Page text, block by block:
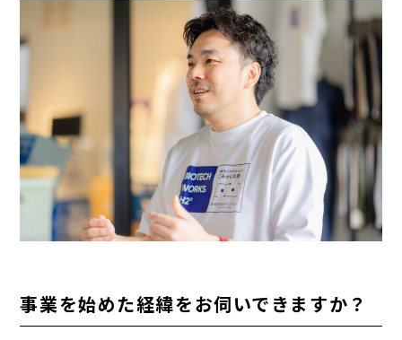
事業を始めた経緯をお伺いできますか？